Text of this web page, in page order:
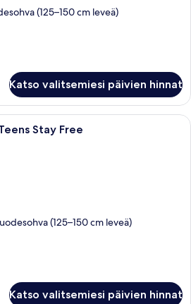
(125–150 cm leveä)
Katso valitsemiesi päivien hinnat
Hotellihuone, jossa on sänky,
Stay Free
(125–150 cm leveä)
Katso valitsemiesi päivien hinnat